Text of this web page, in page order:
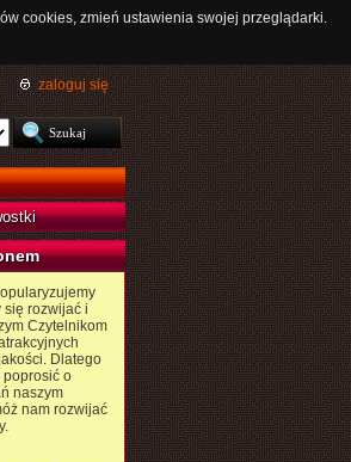
cookies, zmień ustawienia swojej przeglądarki.
zaloguj się
się rozwijać i
Czytelnikom
Dlatego
o
naszym
nam rozwijać